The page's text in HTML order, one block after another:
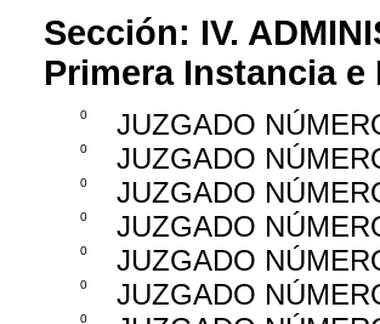
Sección: IV.
Primera Instancia
0 JUZGADO
0 JUZGADO
0 JUZGADO
0 JUZGADO
0 JUZGADO
0 JUZGADO
0